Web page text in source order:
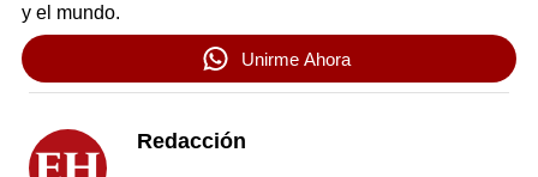
y el mundo.
Unirme Ahora
Redacción